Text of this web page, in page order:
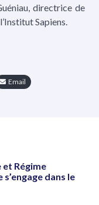
directrice de
Sapiens.
Email
et Régime
dans le